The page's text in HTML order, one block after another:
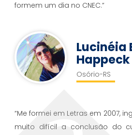
formem um dia no CNEC.”
Lucinéia
Happeck
Osório-RS
“Me formei em Letras em 2007,
muito difícil a conclusão do